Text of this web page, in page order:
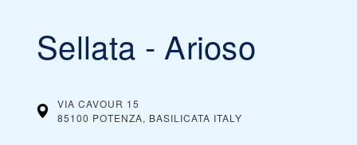
Sellata - Arioso
VIA CAVOUR 15
85100 POTENZA, BASILICATA ITALY